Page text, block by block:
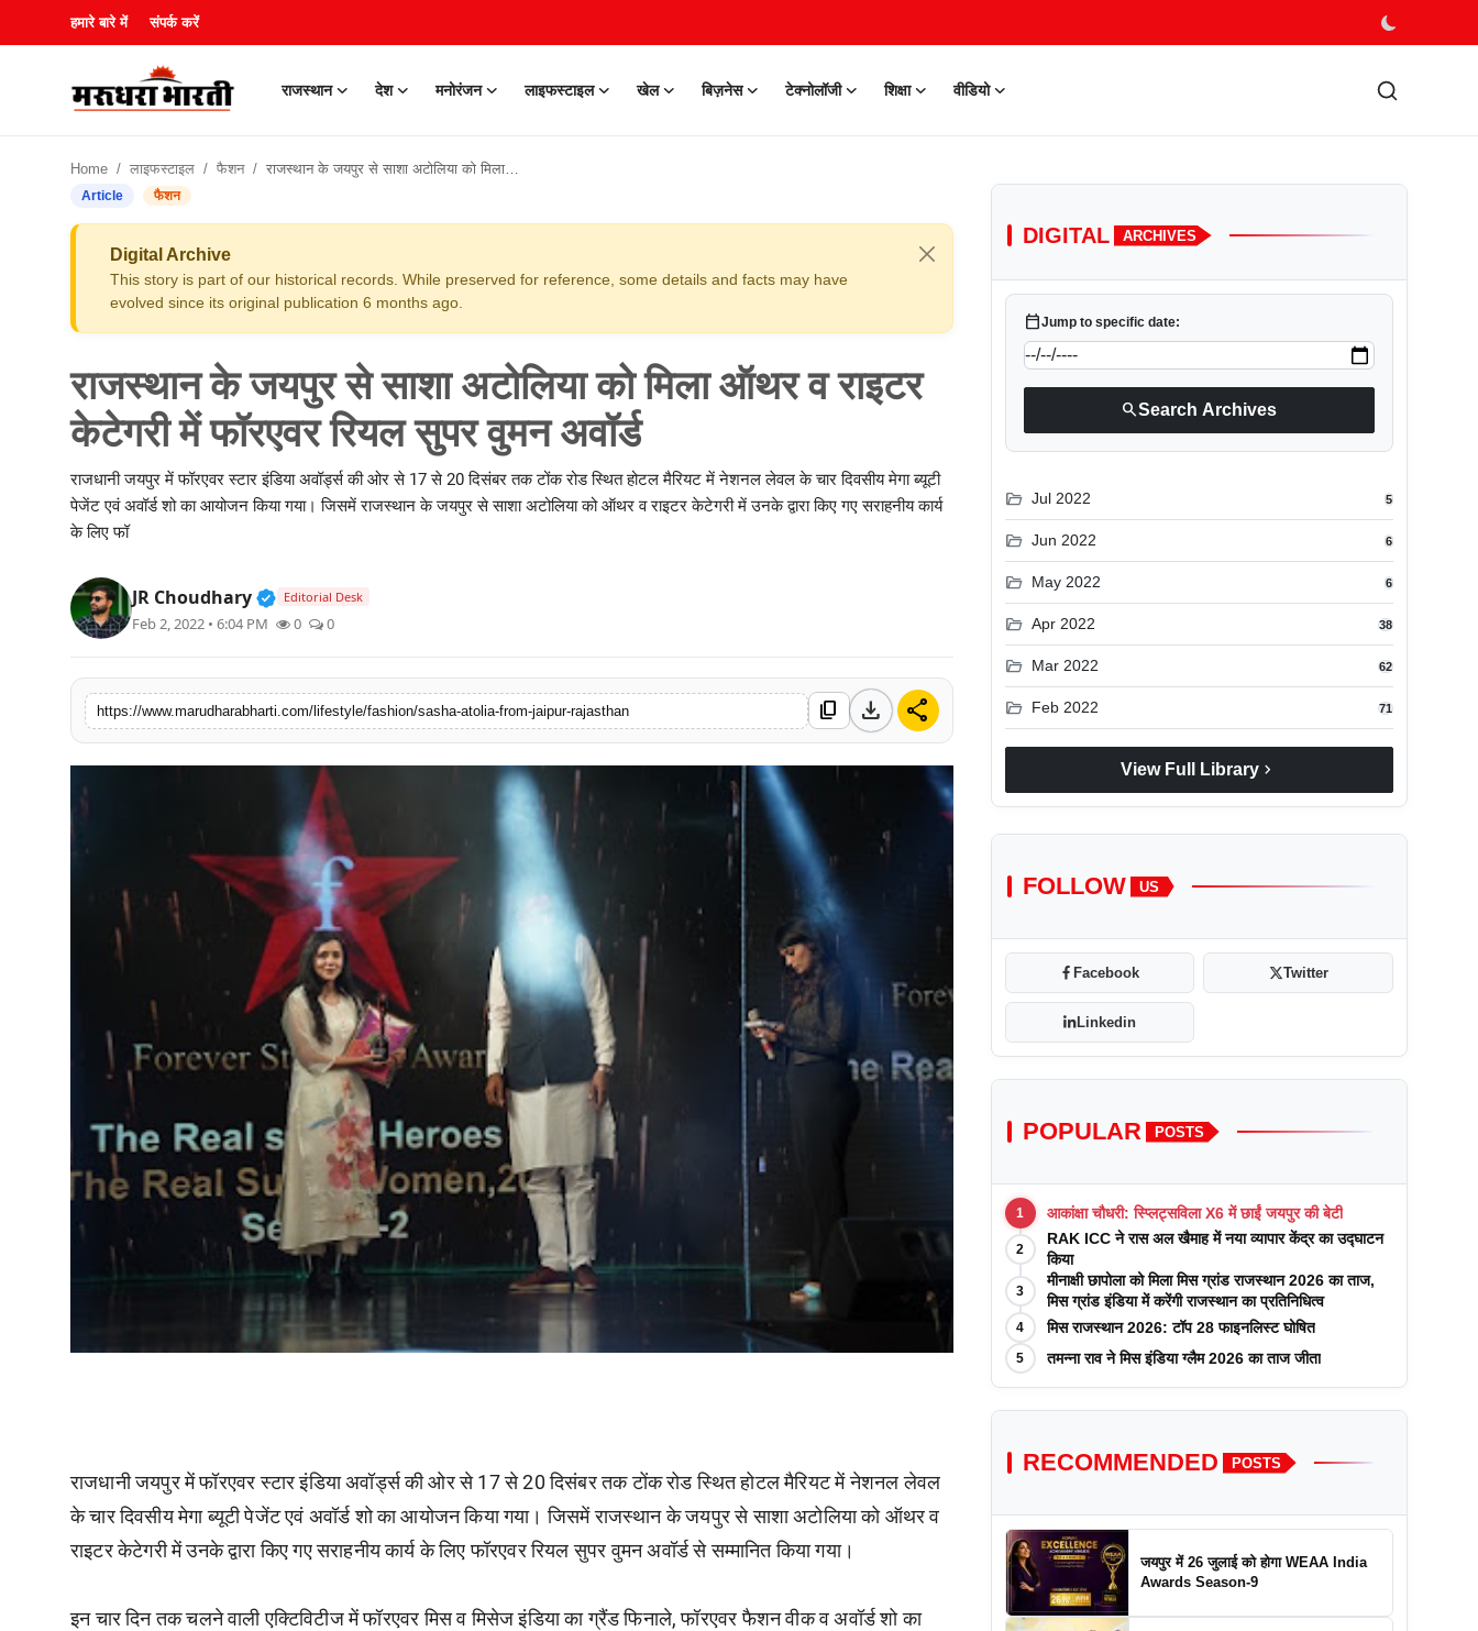
हमारे बारे में संपर्क करें
राजस्थान देश मनोरंजन लाइफस्टाइल खेल बिज़नेस टेक्नोलॉजी शिक्षा वीडियो
लाइफस्टाइल
Home लाइफस्टाइल फैशन राजस्थान के जयपुर से साशा अटोलिया को मिला ऑथर व राइटर केटेगरी में फॉरएवर रियल सुपर वुमन अवॉर्ड
Article फैशन
Digital Archive
This story is part of our historical records. While preserved for reference, some details and facts may have
evolved since its original publication 6 months ago.
राजस्थान के जयपुर से साशा अटोलिया को मिला ऑथर व राइटर
केटेगरी में फॉरएवर रियल सुपर वुमन अवॉर्ड
राजधानी जयपुर में फॉरएवर स्टार इंडिया अवॉर्ड्स की ओर से 17 से 20 दिसंबर तक टोंक रोड स्थित होटल मैरियट में नेशनल लेवल के चार दिवसीय मेगा ब्यूटी
पेजेंट एवं अवॉर्ड शो का आयोजन किया गया। जिसमें राजस्थान के जयपुर से साशा अटोलिया को ऑथर व राइटर केटेगरी में उनके द्वारा किए गए सराहनीय कार्य
के लिए फॉ
JR Choudhary Verified Public Figure • 30 Mar, 2026
Editorial Desk
Feb 2, 2022 • 6:04 PM 0 0
https://www.marudharabharti.com/lifestyle/fashion/sasha-atolia-from-jaipur-rajasthan content_copy download share
राजधानी जयपुर में फॉरएवर स्टार इंडिया अवॉर्ड्स की ओर से 17 से 20 दिसंबर तक टोंक रोड स्थित होटल मैरियट में नेशनल लेवल
के चार दिवसीय मेगा ब्यूटी पेजेंट एवं अवॉर्ड शो का आयोजन किया गया। जिसमें राजस्थान के जयपुर से साशा अटोलिया को ऑथर व
राइटर केटेगरी में उनके द्वारा किए गए सराहनीय कार्य के लिए फॉरएवर रियल सुपर वुमन अवॉर्ड से सम्मानित किया गया।
इन चार दिन तक चलने वाली एक्टिविटीज में फॉरएवर मिस व मिसेज इंडिया का ग्रैंड फिनाले, फॉरएवर फैशन वीक व अवॉर्ड शो का
DIGITAL ARCHIVES
calendar_todayJump to specific date:
searchSearch Archives
folder_open Jul 2022 5
folder_open Jun 2022 6
folder_open May 2022 6
folder_open Apr 2022 38
folder_open Mar 2022 62
folder_open Feb 2022 71
View Full Library chevron_right
FOLLOW US
Facebook Twitter
Linkedin
POPULAR POSTS
1 आकांक्षा चौधरी: स्प्लिट्सविला X6 में छाईं जयपुर की बेटी
2
RAK ICC ने रास अल खैमाह में नया व्यापार केंद्र का उद्घाटन
किया
3
मीनाक्षी छापोला को मिला मिस ग्रांड राजस्थान 2026 का ताज,
मिस ग्रांड इंडिया में करेंगी राजस्थान का प्रतिनिधित्व
4 मिस राजस्थान 2026: टॉप 28 फाइनलिस्ट घोषित
5 तमन्ना राव ने मिस इंडिया ग्लैम 2026 का ताज जीता
RECOMMENDED POSTS
जयपुर में 26 जुलाई को होगा WEAA India
Awards Season-9